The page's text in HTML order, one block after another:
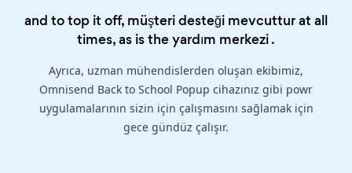
and to top it off, müşteri desteği mevcuttur at all
times, as is theyardım merkezi.
Ayrıca, uzman mühendislerden oluşan ekibimiz,
Omnisend Back to School Popup cihazınız gibi powr
uygulamalarının sizin için çalışmasını sağlamak için
gece gündüz çalışır.